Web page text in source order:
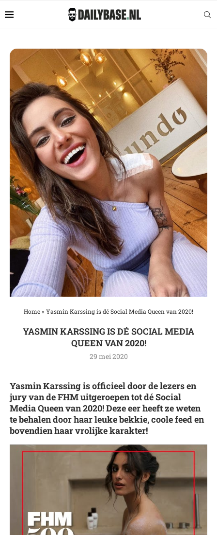
Home» Yasmin Karssing is dé Social Media Queen van 2020!
YASMIN KARSSING IS DÉ SOCIAL MEDIA
QUEEN VAN 2020!
29 mei 2020
Yasmin Karssing is officieel door de lezers en
jury van de FHM uitgeroepen tot dé Social
Media Queen van 2020! Deze eer heeft ze weten
te behalen door haar leuke bekkie, coole feed en
bovendien haar vrolijke karakter!